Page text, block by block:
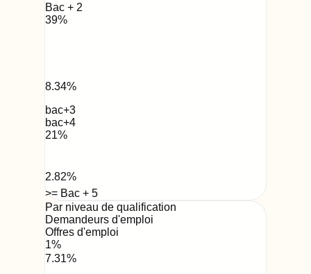
Bac + 2
39%
8.34%
bac+3
bac+4
21%
2.82%
>= Bac + 5
Par niveau de qualification
Demandeurs d'emploi
Offres d'emploi
1%
7.31%